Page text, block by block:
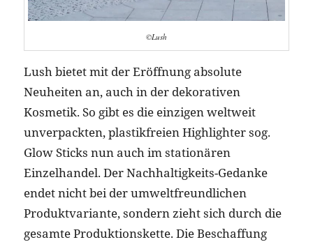
©Lush
Lush bietet mit der Eröffnung absolute
Neuheiten an, auch in der dekorativen
Kosmetik. So gibt es die einzigen weltweit
unverpackten, plastikfreien Highlighter sog.
Glow Sticks nun auch im stationären
Einzelhandel. Der Nachhaltigkeits-Gedanke
endet nicht bei der umweltfreundlichen
Produktvariante, sondern zieht sich durch die
gesamte Produktionskette. Die Beschaffung